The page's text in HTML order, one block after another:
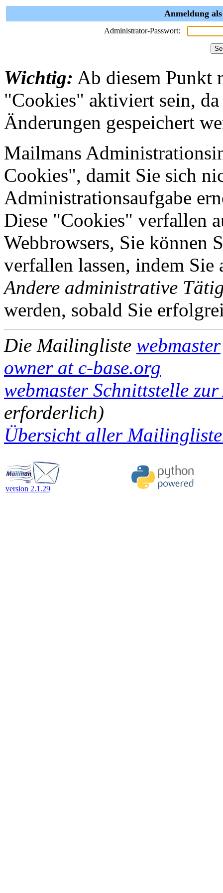
Anmeldung
Administrator-Passwort:
Wichtig: Ab diesem Punkt
"Cookies" aktiviert sein,
Änderungen gespeichert
Mailmans
Cookies", damit Sie sich
Administrationsaufgabe
Diese "Cookies" verfallen
Webbrowsers, Sie können
verfallen lassen, indem
Andere administrative
werden, sobald Sie
Die Mailingliste webmaster
owner at c-base.org
webmaster Schnittstelle
erforderlich)
Übersicht aller
version 2.1.29